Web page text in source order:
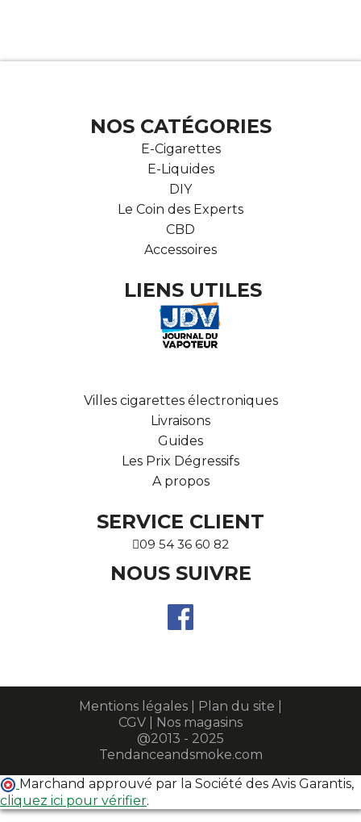
NOS CATÉGORIES
E-Cigarettes
E-Liquides
DIY
Le Coin des Experts
CBD
Accessoires
LIENS UTILES
Villes cigarettes électroniques
Livraisons
Guides
Les Prix Dégressifs
A propos
SERVICE CLIENT
09 54 36 60 82
NOUS SUIVRE
Mentions légales Plan du site
CGV
Nos magasins
@2013 - 2025
Tendanceandsmoke.com
Marchand approuvé par la Société des Avis Garantis,
cliquez ici pour vérifier.